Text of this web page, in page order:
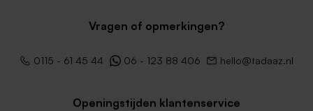
Vragen of opmerkingen?
0115 - 61 45 44 06 - 123 88 406 hello@tadaaz.nl
Openingstijden klantenservice